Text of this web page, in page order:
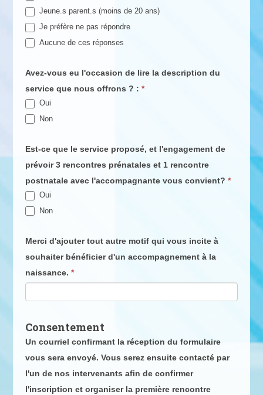
Jeune.s parent.s (moins de 20 ans)
Je préfère ne pas répondre
Aucune de ces réponses
Avez-vous eu l'occasion de lire la description du
service que nous offrons ? : *
Oui
Non
Est-ce que le service proposé, et l'engagement de
prévoir 3 rencontres prénatales et 1 rencontre
postnatale avec l'accompagnante vous convient? *
Oui
Non
Merci d'ajouter tout autre motif qui vous incite à
souhaiter bénéficier d'un accompagnement à la
naissance. *
Consentement
Un courriel confirmant la réception du formulaire
vous sera envoyé. Vous serez ensuite contacté par
l'un de nos intervenants afin de confirmer
l'inscription et organiser la première rencontre